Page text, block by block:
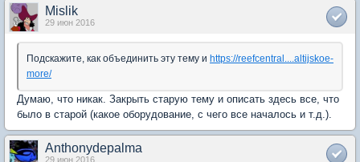
Mislik
29 июн 2016
Подскажите, как объединить эту тему и https://reefcentral....altijskoe-
more/
Думаю, что никак. Закрыть старую тему и описать здесь все, что
было в старой (какое оборудование, с чего все началось и т.д.).
Anthonydepalma
29 июн 2016